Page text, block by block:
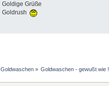
Goldige Grüße
Goldrush
Goldwaschen» Goldwaschen - gewußt wie !